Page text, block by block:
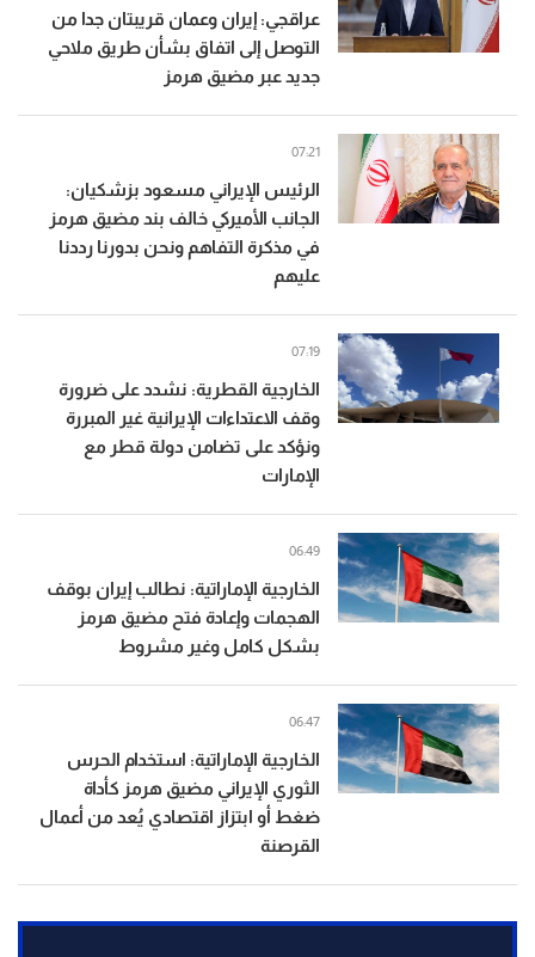
عراقجي: إيران وعمان قريبتان جدا من
التوصل إلى اتفاق بشأن طريق ملاحي
جديد عبر مضيق هرمز
الرئيس الإيراني مسعود بزشكيان:
الجانب الأميركي خالف بند مضيق هرمز
في مذكرة التفاهم ونحن بدورنا رددنا
عليهم
07:21
الخارجية القطرية: نشدد على ضرورة
وقف الاعتداءات الإيرانية غير المبررة
ونؤكد على تضامن دولة قطر مع
الإمارات
07:19
الخارجية الإماراتية: نطالب إيران بوقف
الهجمات وإعادة فتح مضيق هرمز
بشكل كامل وغير مشروط
06:49
الخارجية الإماراتية: استخدام الحرس
الثوري الإيراني مضيق هرمز كأداة
ضغط أو ابتزاز اقتصادي يُعد من أعمال
القرصنة
06:47